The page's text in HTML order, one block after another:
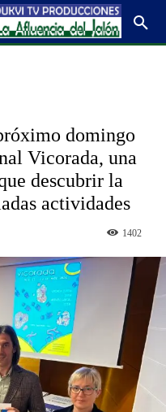
domingo
Vicorada, una
descubrir la
actividades
1402